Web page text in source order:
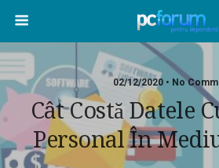
02/12/2020 • No
Cât Costă Datele
Personal În